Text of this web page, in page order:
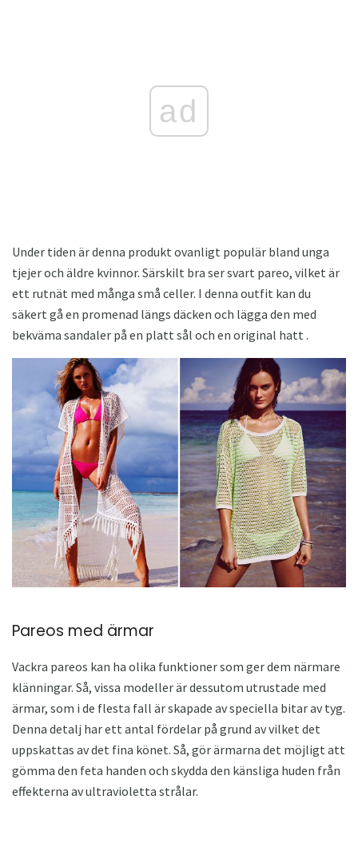
ad
Under tiden är denna produkt ovanligt populär bland unga
tjejer och äldre kvinnor. Särskilt bra ser svart pareo, vilket är
ett rutnät med många små celler. I denna outfit kan du
säkert gå en promenad längs däcken och lägga den med
bekväma sandaler på en platt sål och en original hatt .
Pareos med ärmar
Vackra pareos kan ha olika funktioner som ger dem närmare
klänningar. Så, vissa modeller är dessutom utrustade med
ärmar, som i de flesta fall är skapade av speciella bitar av tyg.
Denna detalj har ett antal fördelar på grund av vilket det
uppskattas av det fina könet. Så, gör ärmarna det möjligt att
gömma den feta handen och skydda den känsliga huden från
effekterna av ultravioletta strålar.